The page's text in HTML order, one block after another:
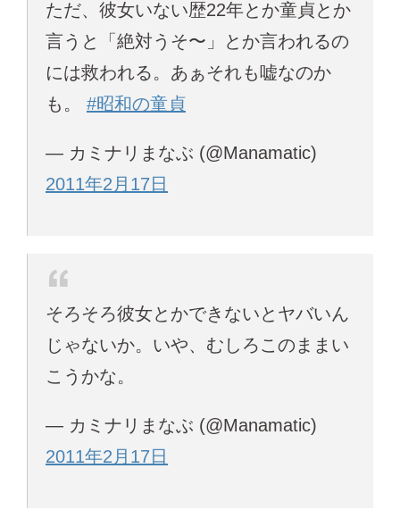
ただ、彼女いない歴22年とか童貞とか
言うと「絶対うそ〜」とか言われるの
には救われる。あぁそれも嘘なのか
も。 #昭和の童貞
— カミナリまなぶ (@Manamatic)
2011年2月17日
そろそろ彼女とかできないとヤバいん
じゃないか。いや、むしろこのままい
こうかな。
— カミナリまなぶ (@Manamatic)
2011年2月17日